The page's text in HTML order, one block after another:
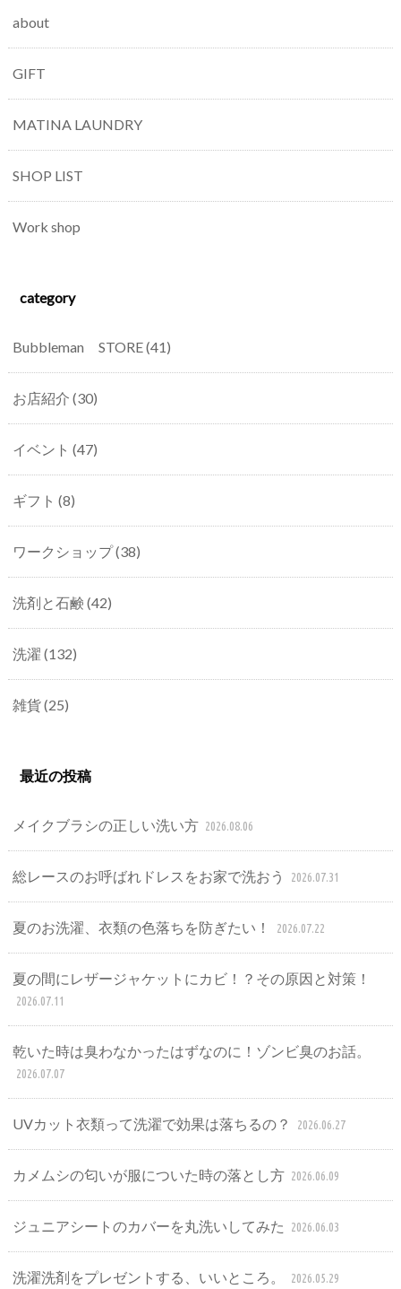
about
GIFT
MATINA LAUNDRY
SHOP LIST
Work shop
category
Bubbleman STORE(41)
お店紹介 (30)
イベント (47)
ギフト (8)
ワークショップ(38)
洗剤と石鹸 (42)
洗濯 (132)
雑貨(25)
最近の投稿
メイクブラシの正しい洗い方 2026.08.06
総レースのお呼ばれドレスをお家で洗おう 2026.07.31
夏のお洗濯、衣類の色落ちを防ぎたい！ 2026.07.22
夏の間にレザージャケットにカビ！？その原因と対策！
2026.07.11
乾いた時は臭わなかったはずなのに！ゾンビ臭のお話。
2026.07.07
UVカット衣類って洗濯で効果は落ちるの？ 2026.06.27
カメムシの匂いが服についた時の落とし方 2026.06.09
ジュニアシートのカバーを丸洗いしてみた 2026.06.03
洗濯洗剤をプレゼントする、いいところ。 2026.05.29